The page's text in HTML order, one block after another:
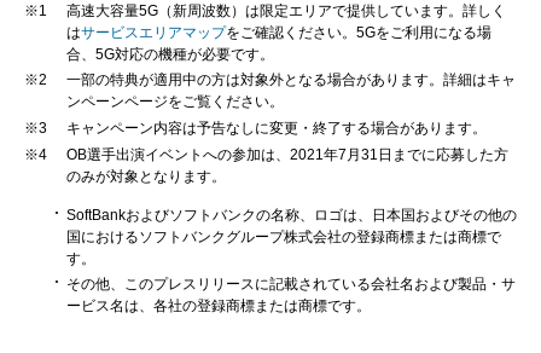
※1
高速大容量5G（新周波数）は限定エリアで提供しています。詳しく
はサービスエリアマップをご確認ください。5Gをご利用になる場
合、5G対応の機種が必要です。
※2
一部の特典が適用中の方は対象外となる場合があります。詳細はキャ
ンペーンページをご覧ください。
※3
キャンペーン内容は予告なしに変更・終了する場合があります。
※4
OB選手出演イベントへの参加は、2021年7月31日までに応募した方
のみが対象となります。
SoftBankおよびソフトバンクの名称、ロゴは、日本国およびその他の
国におけるソフトバンクグループ株式会社の登録商標または商標で
す。
その他、このプレスリリースに記載されている会社名および製品・サ
ービス名は、各社の登録商標または商標です。